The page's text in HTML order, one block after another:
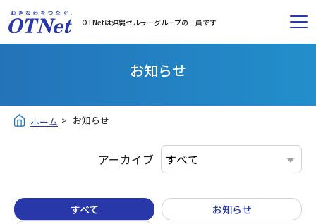
OTNetは沖縄セルラーグループの一員です
お知らせ
ホーム お知らせ
アーカイブ
すべて
お知らせ